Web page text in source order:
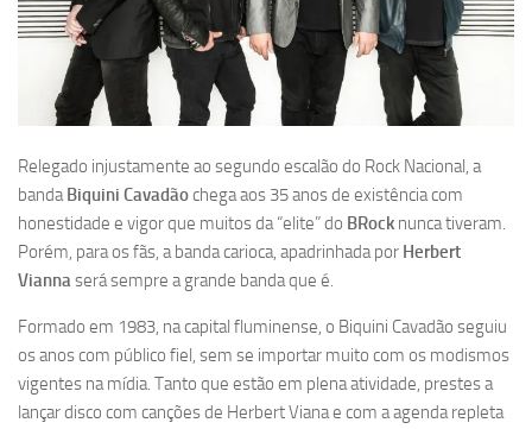
Relegado injustamente ao segundo escalão do Rock Nacional, a
banda Biquini Cavadãochega aos 35 anos de existência com
honestidade e vigor que muitos da “elite” do BRock nunca tiveram.
Porém, para os fãs, a banda carioca, apadrinhada por Herbert
Viannaserá sempre a grande banda que é.
Formado em 1983, na capital fluminense, o Biquini Cavadão seguiu
os anos com público fiel, sem se importar muito com os modismos
vigentes na mídia. Tanto que estão em plena atividade, prestes a
lançar disco com canções de Herbert Viana e com a agenda repleta